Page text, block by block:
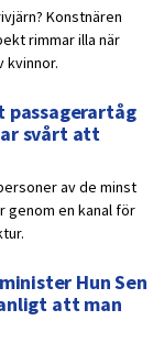
Konstnären
rimmar illa när
kvinnor.
passagerartåg
svårt att
av de minst
genom en kanal för
Hun Sen
att man